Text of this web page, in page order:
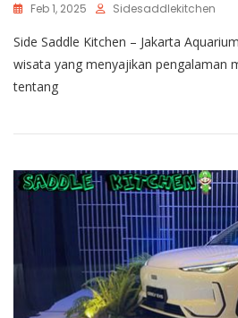
Feb 1, 2025 Sidesaddlekitchen
Side Saddle Kitchen – Jakarta
wisata yang menyajikan pengalaman
tentang